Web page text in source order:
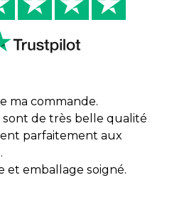
ma commande.
sont de très belle qualité
parfaitement aux
et emballage soigné.